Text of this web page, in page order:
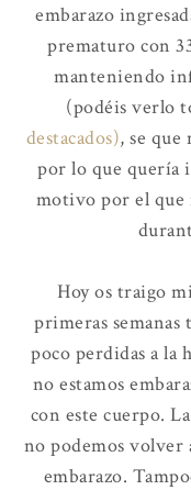
embarazo
prematuro con
manteniendo
(podéis verlo
destacados), se que
por lo que quería
motivo por el que
Hoy os traigo
primeras semanas
poco perdidas a la
no estamos
con este cuerpo.
no podemos volver
embarazo.